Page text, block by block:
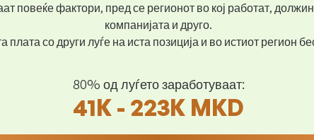
повеќе фактори, пред се регионот во кој работат,
компанијата и друго.
плата со други луѓе на иста позиција и во истиот регион
80% од луѓето заработуваат:
41K - 223K MKD